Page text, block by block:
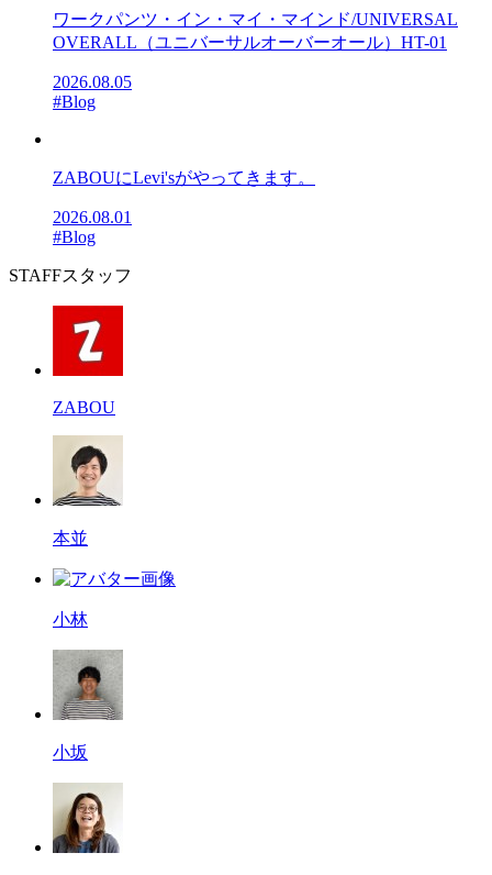
ワークパンツ・イン・マイ・マインド/UNIVERSAL
OVERALL（ユニバーサルオーバーオール）HT-01
2026.08.05
#Blog
ZABOUにLevi'sがやってきます。
2026.08.01
#Blog
STAFFスタッフ
ZABOU
本並
小林
小坂